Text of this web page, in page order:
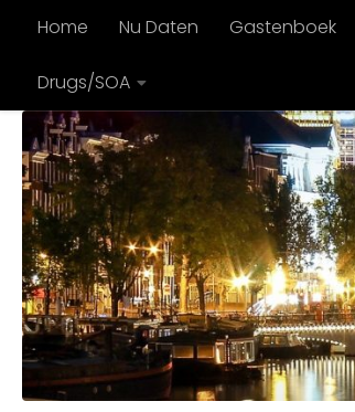
Doorgaan naar inhoud
Home Nu Daten Gastenboek
Drugs/SOA